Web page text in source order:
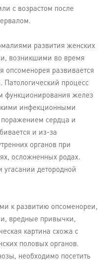
с возрастом после
развития женских
возникшими во время
опсоменорея развивается
Патологический процесс
функционирования желез
инфекционными
сердца и
и из-за
органов при
осложненных родах.
угасании детородной
к развитию опсоменореи,
вредные привычки,
картина схожа с
половых органов.
необходимо посетить